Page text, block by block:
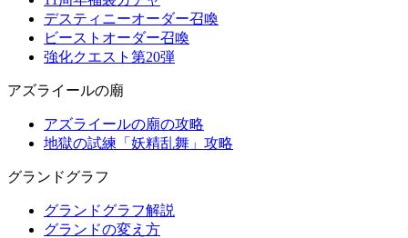
デスティニーオーダー召喚
ビーストオーダー召喚
強化クエスト第20弾
アズライールの廟
アズライールの廟の攻略
地獄の試練「妖精乱舞」攻略
グランドグラフ
グランドグラフ解説
グランドの変え方